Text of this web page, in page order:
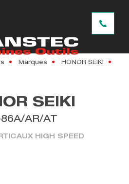
Marques
HONOR SEIKI
SEIKI
AR/AT
HIGH SPEED